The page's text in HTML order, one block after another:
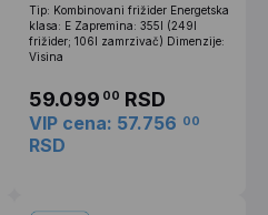
Tip: Kombinovani frižider Energetska
klasa: E Zapremina: 355l (249l
frižider; 106l zamrzivač) Dimenzije:
Visina
59.099 00 RSD
VIP cena: 57.756 00
RSD